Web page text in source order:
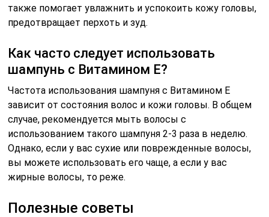
также помогает увлажнить и успокоить кожу головы,
предотвращает перхоть и зуд.
Как часто следует использовать
шампунь с Витамином Е?
Частота использования шампуня с Витамином Е
зависит от состояния волос и кожи головы. В общем
случае, рекомендуется мыть волосы с
использованием такого шампуня 2-3 раза в неделю.
Однако, если у вас сухие или поврежденные волосы,
вы можете использовать его чаще, а если у вас
жирные волосы, то реже.
Полезные советы